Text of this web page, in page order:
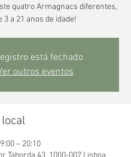
quatro Armagnacs diferentes,
está fechado
outros eventos
– 20:10